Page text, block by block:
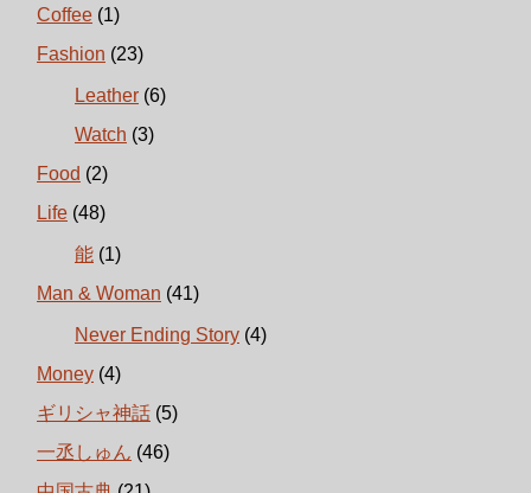
Coffee (1)
Fashion (23)
Leather (6)
Watch (3)
Food (2)
Life (48)
能 (1)
Man & Woman (41)
Never Ending Story (4)
Money (4)
ギリシャ神話 (5)
一丞しゅん (46)